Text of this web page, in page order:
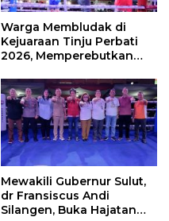
Warga Membludak di
Kejuaraan Tinju Perbati
2026, Memperebutkan
Mewakili Gubernur Sulut,
dr Fransiscus Andi
Silangen, Buka Hajatan